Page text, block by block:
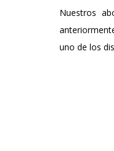
Nuestros
uno de los